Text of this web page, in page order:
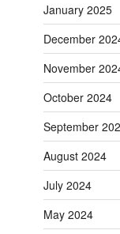
January 2025
December
November
October 2024
September
August 2024
July 2024
May 2024